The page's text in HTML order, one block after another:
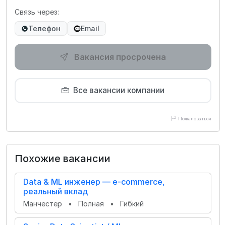
Связь через:
Телефон
Email
Вакансия просрочена
Все вакансии компании
Пожаловаться
Похожие вакансии
Data & ML инженер — e-commerce,
реальный вклад
Манчестер • Полная • Гибкий